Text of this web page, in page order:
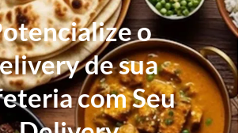
o
de sua
com Seu